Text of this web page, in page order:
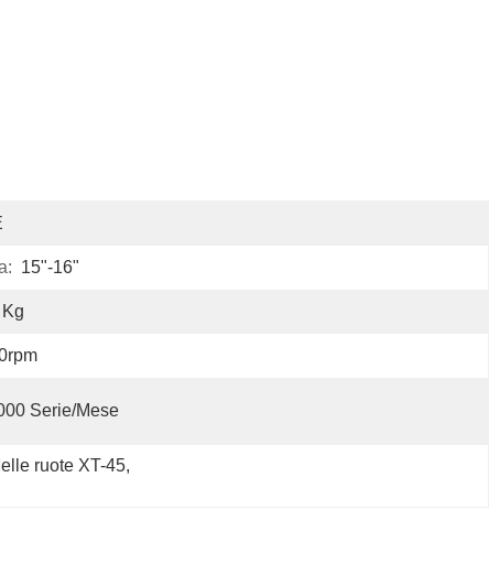
15"-16"
Serie/mese
ruote XT-45,